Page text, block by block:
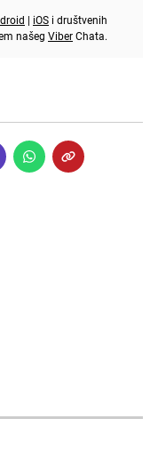
| iOS i društvenih
našeg ViberChata.